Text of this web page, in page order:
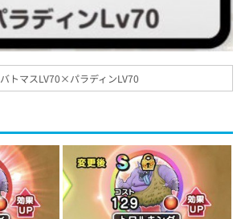
バトマスLV70×パラディンLV70